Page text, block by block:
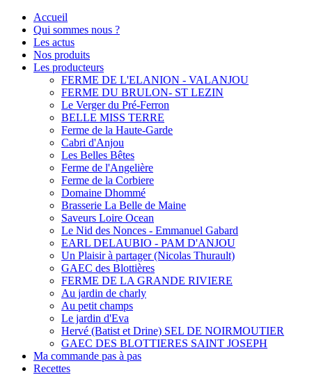
Accueil
Qui sommes nous ?
Les actus
Nos produits
Les producteurs
FERME DE L'ELANION - VALANJOU
FERME DU BRULON- ST LEZIN
Le Verger du Pré-Ferron
BELLE MISS TERRE
Ferme de la Haute-Garde
Cabri d'Anjou
Les Belles Bêtes
Ferme de l'Angelière
Ferme de la Corbiere
Domaine Dhommé
Brasserie La Belle de Maine
Saveurs Loire Ocean
Le Nid des Nonces - Emmanuel Gabard
EARL DELAUBIO - PAM D'ANJOU
Un Plaisir à partager (Nicolas Thurault)
GAEC des Blottières
FERME DE LA GRANDE RIVIERE
Au jardin de charly
Au petit champs
Le jardin d'Eva
Hervé (Batist et Drine) SEL DE NOIRMOUTIER
GAEC DES BLOTTIERES SAINT JOSEPH
Ma commande pas à pas
Recettes